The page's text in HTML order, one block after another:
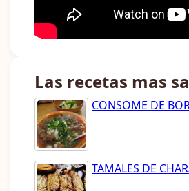
Las recetas mas
CONSOME DE
TAMALES DE